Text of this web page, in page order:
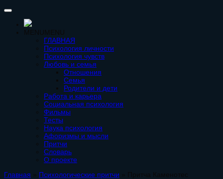
MENUMENU
ГЛАВНАЯ
Психология личности
Психология чувств
Любовь и семья
Отношения
Семья
Родители и дети
Работа и карьера
Социальная психология
Фильмы
Тесты
Наука психология
Афоризмы и мысли
Притчи
Словарь
О проекте
Главная » Психологические притчи » Притча Каменотес